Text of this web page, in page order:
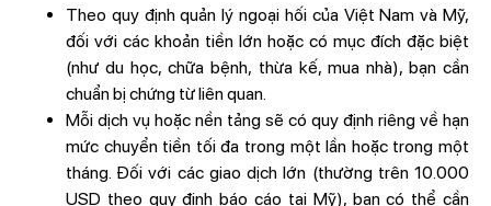
Theo quy định quản lý ngoại hối của Việt Nam và Mỹ,
đối với các khoản tiền lớn hoặc có mục đích đặc biệt
(như du học, chữa bệnh, thừa kế, mua nhà), bạn cần
chuẩn bị chứng từ liên quan.
Mỗi dịch vụ hoặc nền tảng sẽ có quy định riêng về hạn
mức chuyển tiền tối đa trong một lần hoặc trong một
tháng. Đối với các giao dịch lớn (thường trên 10.000
USD theo quy định báo cáo tại Mỹ), bạn có thể cần